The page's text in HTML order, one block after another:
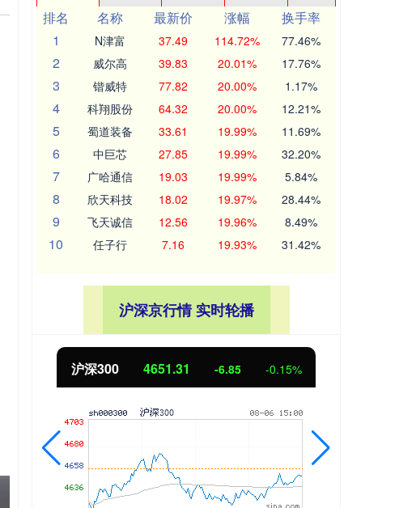
排名
名称 最新价 涨幅
换手率
1
N津富 37.49 114.72% 77.46%
2 威尔高 39.83 20.01% 17.76%
3 锴威特 77.82 20.00% 1.17%
4 科翔股份 64.32 20.00% 12.21%
5 蜀道装备 33.61 19.99% 11.69%
6 中巨芯 27.85 19.99% 32.20%
7 广哈通信 19.03 19.99% 5.84%
8 欣天科技 18.02 19.97% 28.44%
9 飞天诚信 12.56 19.96% 8.49%
10 任子行 7.16 19.93% 31.42%
沪深京行情 实时轮播
沪深300 4651.31 -6.85 -0.15%